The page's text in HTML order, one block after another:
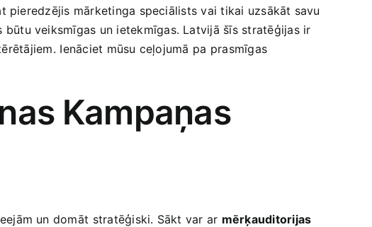
mārketinga speciālists​ vai tikai uzsākāt savu
veiksmīgas un ietekmīgas. Latvijā šīs stratēģijas ir
⁤Ienāciet mūsu ceļojumā⁣ pa prasmīgas
Kampaņas
un domāt ⁣stratēģiski. Sākt var ar mērķauditorijas